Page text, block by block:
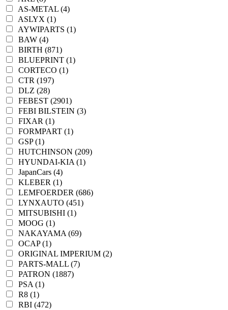
AS-METAL (4)
ASLYX (1)
AYWIPARTS (1)
BAW (4)
BIRTH (871)
BLUEPRINT (1)
CORTECO (1)
CTR (197)
DLZ (28)
FEBEST (2901)
FEBI BILSTEIN (3)
FIXAR (1)
FORMPART (1)
GSP (1)
HUTCHINSON (209)
HYUNDAI-KIA (1)
JapanCars (4)
KLEBER (1)
LEMFOERDER (686)
LYNXAUTO (451)
MITSUBISHI (1)
MOOG (1)
NAKAYAMA (69)
OCAP (1)
ORIGINAL IMPERIUM (2)
PARTS-MALL (7)
PATRON (1887)
PSA (1)
R8 (1)
RBI (472)